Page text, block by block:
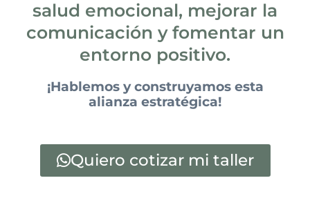
salud emocional, mejorar la
comunicación y fomentar un
entorno positivo.
¡Hablemos y construyamos esta
alianza estratégica!
Quiero cotizar mi taller